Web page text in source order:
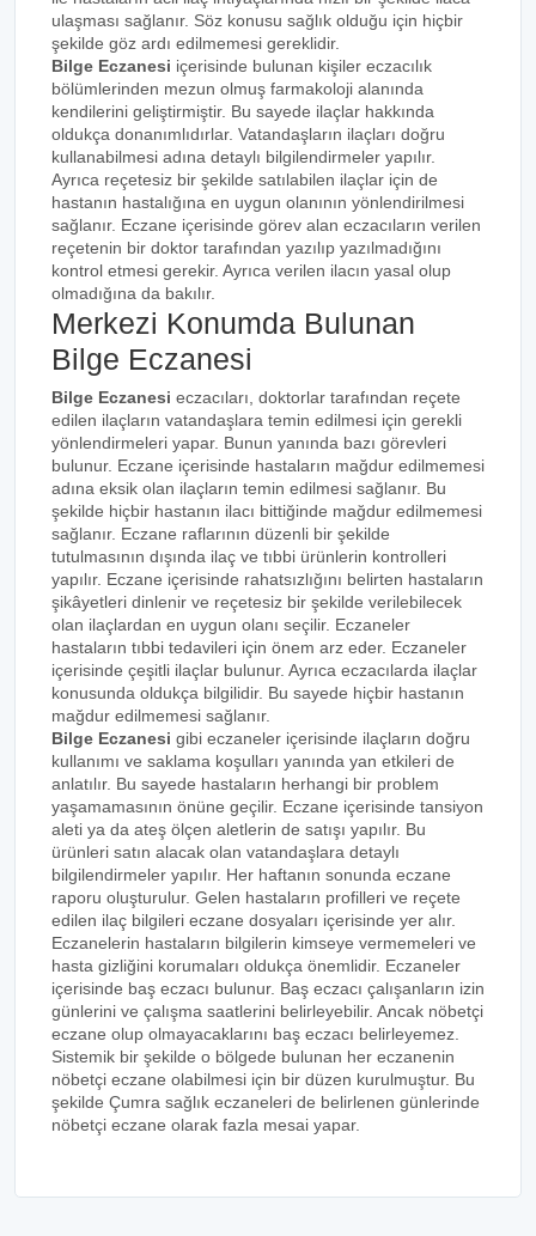
ulaşması sağlanır. Söz konusu sağlık olduğu için hiçbir
şekilde göz ardı edilmemesi gereklidir.
Bilge Eczanesi içerisinde bulunan kişiler eczacılık
bölümlerinden mezun olmuş farmakoloji alanında
kendilerini geliştirmiştir. Bu sayede ilaçlar hakkında
oldukça donanımlıdırlar. Vatandaşların ilaçları doğru
kullanabilmesi adına detaylı bilgilendirmeler yapılır.
Ayrıca reçetesiz bir şekilde satılabilen ilaçlar için de
hastanın hastalığına en uygun olanının yönlendirilmesi
sağlanır. Eczane içerisinde görev alan eczacıların verilen
reçetenin bir doktor tarafından yazılıp yazılmadığını
kontrol etmesi gerekir. Ayrıca verilen ilacın yasal olup
olmadığına da bakılır.
Merkezi Konumda Bulunan
Bilge Eczanesi
Bilge Eczanesi eczacıları, doktorlar tarafından reçete
edilen ilaçların vatandaşlara temin edilmesi için gerekli
yönlendirmeleri yapar. Bunun yanında bazı görevleri
bulunur. Eczane içerisinde hastaların mağdur edilmemesi
adına eksik olan ilaçların temin edilmesi sağlanır. Bu
şekilde hiçbir hastanın ilacı bittiğinde mağdur edilmemesi
sağlanır. Eczane raflarının düzenli bir şekilde
tutulmasının dışında ilaç ve tıbbi ürünlerin kontrolleri
yapılır. Eczane içerisinde rahatsızlığını belirten hastaların
şikâyetleri dinlenir ve reçetesiz bir şekilde verilebilecek
olan ilaçlardan en uygun olanı seçilir. Eczaneler
hastaların tıbbi tedavileri için önem arz eder. Eczaneler
içerisinde çeşitli ilaçlar bulunur. Ayrıca eczacılarda ilaçlar
konusunda oldukça bilgilidir. Bu sayede hiçbir hastanın
mağdur edilmemesi sağlanır.
Bilge Eczanesi gibi eczaneler içerisinde ilaçların doğru
kullanımı ve saklama koşulları yanında yan etkileri de
anlatılır. Bu sayede hastaların herhangi bir problem
yaşamamasının önüne geçilir. Eczane içerisinde tansiyon
aleti ya da ateş ölçen aletlerin de satışı yapılır. Bu
ürünleri satın alacak olan vatandaşlara detaylı
bilgilendirmeler yapılır. Her haftanın sonunda eczane
raporu oluşturulur. Gelen hastaların profilleri ve reçete
edilen ilaç bilgileri eczane dosyaları içerisinde yer alır.
Eczanelerin hastaların bilgilerin kimseye vermemeleri ve
hasta gizliğini korumaları oldukça önemlidir. Eczaneler
içerisinde baş eczacı bulunur. Baş eczacı çalışanların izin
günlerini ve çalışma saatlerini belirleyebilir. Ancak nöbetçi
eczane olup olmayacaklarını baş eczacı belirleyemez.
Sistemik bir şekilde o bölgede bulunan her eczanenin
nöbetçi eczane olabilmesi için bir düzen kurulmuştur. Bu
şekilde Çumra sağlık eczaneleri de belirlenen günlerinde
nöbetçi eczane olarak fazla mesai yapar.